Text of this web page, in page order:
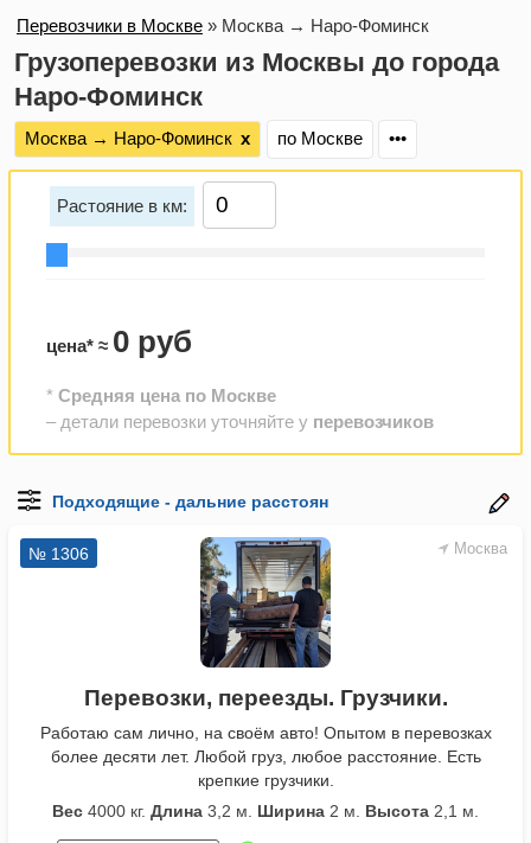
Перевозчики в Москве » Москва → Наро-Фоминск
Грузоперевозки из Москвы до города
Наро-Фоминск
Москва → Наро-Фоминск х по Москве •••
Растояние в км:
цена* ≈ 0 руб
* Средняя цена по Москве
– детали перевозки уточняйте у перевозчиков
Москва
№ 1306
Перевозки, переезды. Грузчики.
Работаю сам лично, на своём авто! Опытом в перевозках
более десяти лет. Любой груз, любое расстояние. Есть
крепкие грузчики.
Вес 4000 кг. Длина 3,2 м. Ширина 2 м. Высота 2,1 м.